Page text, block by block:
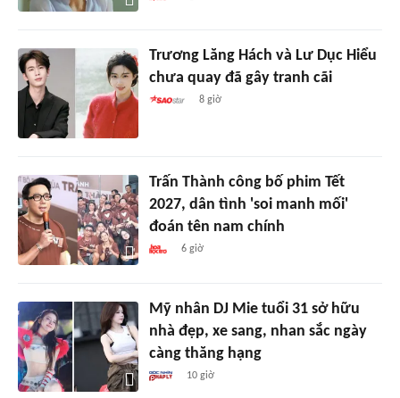
Trương Lăng Hách và Lư Dục Hiểu
chưa quay đã gây tranh cãi
8 giờ
Trấn Thành công bố phim Tết
2027, dân tình 'soi manh mối'
đoán tên nam chính
6 giờ
Mỹ nhân DJ Mie tuổi 31 sở hữu
nhà đẹp, xe sang, nhan sắc ngày
càng thăng hạng
10 giờ